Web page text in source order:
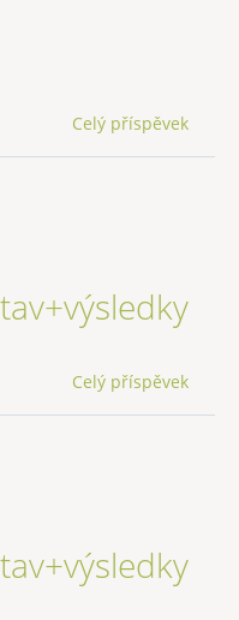
Celý příspěvek
Celý příspěvek